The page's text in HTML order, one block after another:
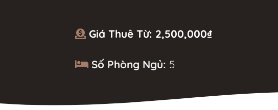
Giá Thuê Từ: 2,500,000₫
Số Phòng Ngủ: 5